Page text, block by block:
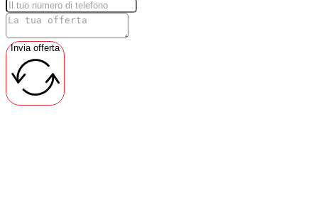
Invia offerta